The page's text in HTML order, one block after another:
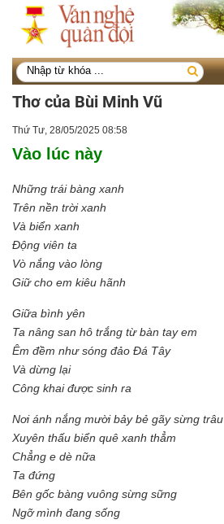
Thơ của Bùi Minh Vũ
Thứ Tư, 28/05/2025 08:58
Vào lúc này
Những trái bàng xanh
Trên nền trời xanh
Và biển xanh
Động viên ta
Vò nắng vào lòng
Giữ cho em kiêu hãnh
Giữa bình yên
Ta nâng san hô trắng từ bàn tay em
Êm đềm như sóng đảo Đá Tây
Và dừng lại
Công khai được sinh ra
Nơi ánh nắng mười bảy bẻ gãy sừng trâu
Xuyên thấu biển quê xanh thẳm
Chẳng e dè nữa
Ta đứng
Bên gốc bàng vuông sừng sững
Ngỡ mình đang sống